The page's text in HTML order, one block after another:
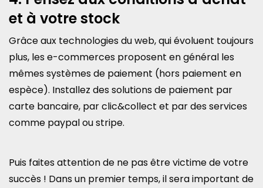
et à votre stock
Grâce aux technologies du web, qui évoluent toujours
plus, les e-commerces proposent en général les
mêmes systèmes de paiement (hors paiement en
espèce). Installez des solutions de paiement par
carte bancaire, par clic&collect et par des services
comme paypal ou stripe.
Puis faites attention de ne pas être victime de votre
succès ! Dans un premier temps, il sera important de